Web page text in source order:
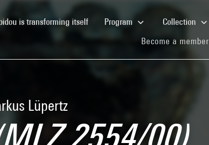
is transforming itself(current)Program Collection
Become a member
Lüpertz
2554/00)